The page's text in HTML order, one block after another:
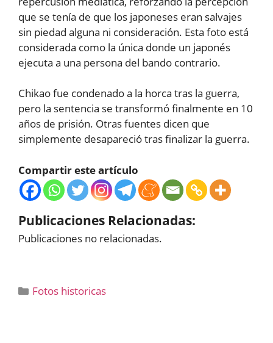
que se tenía de que los japoneses eran salvajes
sin piedad alguna ni consideración. Esta foto está
considerada como la única donde un japonés
ejecuta a una persona del bando contrario.
Chikao fue condenado a la horca tras la guerra,
pero la sentencia se transformó finalmente en 10
años de prisión. Otras fuentes dicen que
simplemente desapareció tras finalizar la guerra.
Compartir este artículo
Publicaciones Relacionadas:
Publicaciones no relacionadas.
Categorías
Fotos historicas